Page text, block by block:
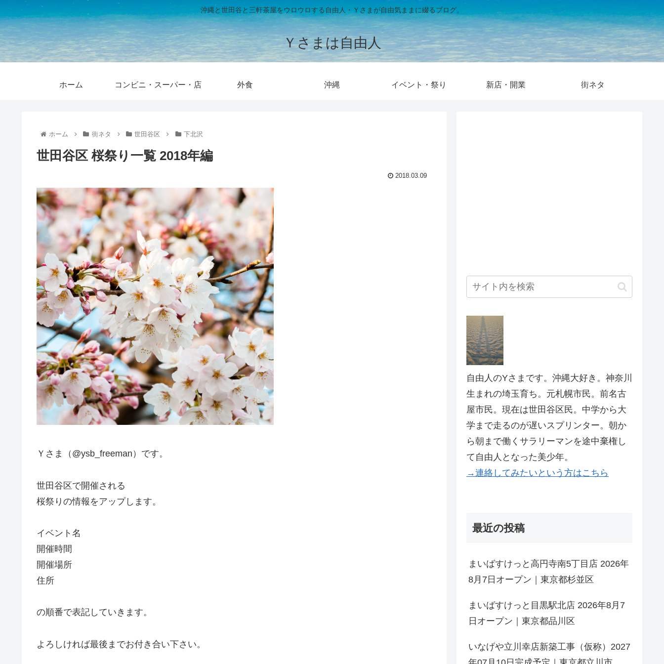
沖縄と世田谷と三軒茶屋をウロウロする自由人・Ｙさまが自由気ままに綴るブログ。
Ｙさまは自由人
ホーム コンビニ・スーパー・店 外食 沖縄 イベント・祭り 新店・開業 街ネタ
ホーム 街ネタ 世田谷区 下北沢
世田谷区 桜祭り一覧 2018年編
2018.03.09
Ｙさま（@ysb_freeman）です。
世田谷区で開催される
桜祭りの情報をアップします。
イベント名
開催時間
開催場所
住所
の順番で表記していきます。
よろしければ最後までお付き合い下さい。
自由人のYさまです。沖縄大好き。神奈川
生まれの埼玉育ち。元札幌市民。前名古
屋市民。現在は世田谷区民。中学から大
学まで走るのが遅いスプリンター。朝か
ら朝まで働くサラリーマンを途中棄権し
て自由人となった美少年。
→連絡してみたいという方はこちら
最近の投稿
まいばすけっと高円寺南5丁目店 2026年
8月7日オープン｜東京都杉並区
まいばすけっと目黒駅北店 2026年8月7
日オープン｜東京都品川区
いなげや立川幸店新築工事（仮称）2027